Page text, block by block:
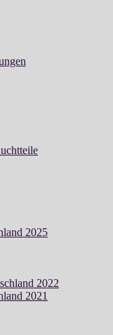
2025
2022
2021